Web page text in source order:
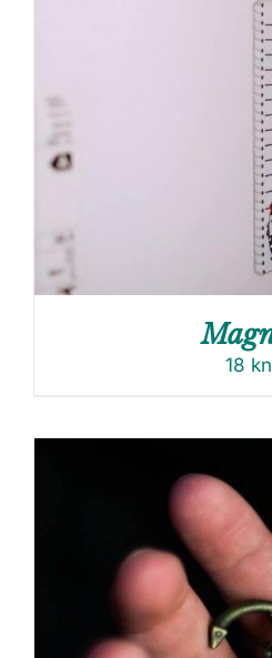
18 kn